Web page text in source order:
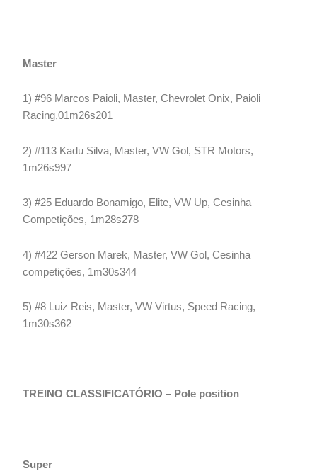
Master
1) #96 Marcos Paioli, Master, Chevrolet Onix, Paioli
Racing,01m26s201
2) #113 Kadu Silva, Master, VW Gol, STR Motors,
1m26s997
3) #25 Eduardo Bonamigo, Elite, VW Up, Cesinha
Competições, 1m28s278
4) #422 Gerson Marek, Master, VW Gol, Cesinha
competições, 1m30s344
5) #8 Luiz Reis, Master, VW Virtus, Speed Racing,
1m30s362
TREINO CLASSIFICATÓRIO – Pole position
Super